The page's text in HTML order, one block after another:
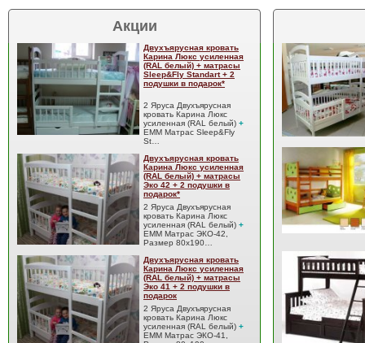
Акции
Двухъярусная кровать
Карина Люкс усиленная
(RAL белый) + матрасы
Sleep&Fly Standart + 2
подушки в подарок*
2 Яруса Двухъярусная
кровать Карина Люкс
усиленная (RAL белый) +
EMM Матрас Sleep&Fly
St…
Двухъярусная кровать
Карина Люкс усиленная
(RAL белый) + матрасы
Эко 42 + 2 подушки в
подарок*
2 Яруса Двухъярусная
кровать Карина Люкс
усиленная (RAL белый) +
EMM Матрас ЭКО-42,
Размер 80x190…
Двухъярусная кровать
Карина Люкс усиленная
(RAL белый) + матрасы
Эко 41 + 2 подушки в
подарок
2 Яруса Двухъярусная
кровать Карина Люкс
усиленная (RAL белый) +
EMM Матрас ЭКО-41,